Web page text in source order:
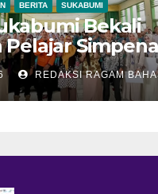
BERITA SUKABUMI
Bekali
Pelajar
REDAKSI RAGAM